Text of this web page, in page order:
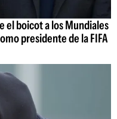
el boicot a los Mundiales
presidente de la FIFA